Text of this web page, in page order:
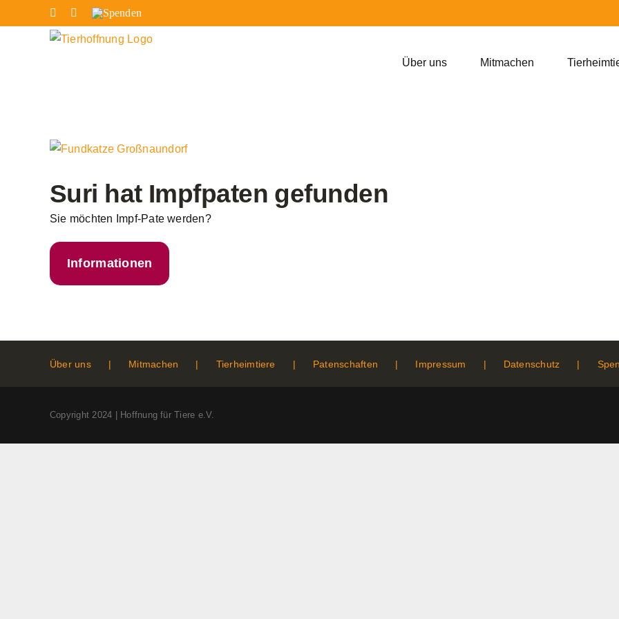
Inhalt
FacebookInstagram
Spenden
Über uns Mitmachen
Zeige
Bild
Suri hat Impfpaten gefunden
Sie möchten Impf-Pate werden?
Informationen
Über uns Mitmachen Tierheimtiere Patenschaften Impressum Datenschutz
Copyright 2024 | Hoffnung für Tiere e.V.